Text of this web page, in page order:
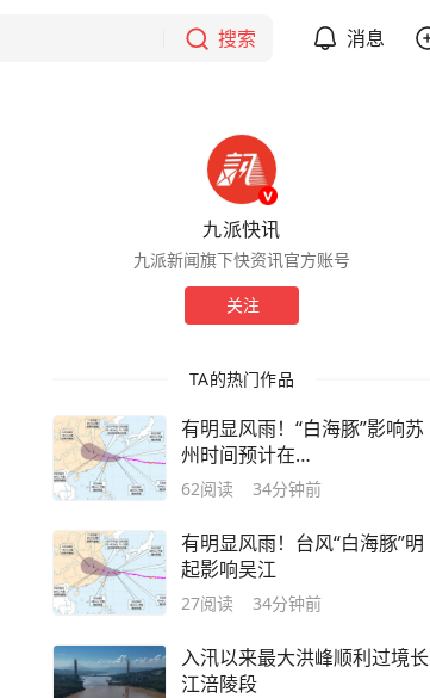
搜索 消息
九派快讯
九派新闻旗下快资讯官方账号
关注
TA的热门作品
有明显风雨！“白海豚”影响苏
州时间预计在…
62阅读 34分钟前
有明显风雨！台风“白海豚”明
起影响吴江
27阅读 34分钟前
入汛以来最大洪峰顺利过境长
江涪陵段